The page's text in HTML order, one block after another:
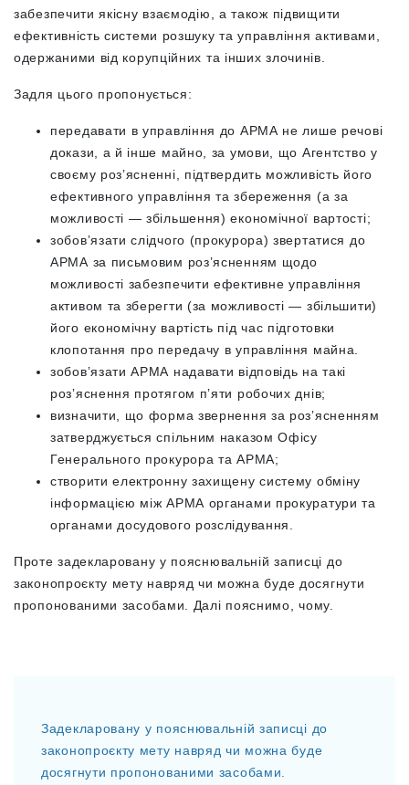
забезпечити якісну взаємодію, а також підвищити
ефективність системи розшуку та управління активами,
одержаними від корупційних та інших злочинів.
Задля цього пропонується:
передавати в управління до АРМА не лише речові
докази, а й інше майно, за умови, що Агентство у
своєму розʼясненні, підтвердить можливість його
ефективного управління та збереження (а за
можливості — збільшення) економічної вартості;
зобовʼязати слідчого (прокурора) звертатися до
АРМА за письмовим роз’ясненням щодо
можливості забезпечити ефективне управління
активом та зберегти (за можливості — збільшити)
його економічну вартість під час підготовки
клопотання про передачу в управління майна.
зобовʼязати АРМА надавати відповідь на такі
розʼяснення протягом пʼяти робочих днів;
визначити, що форма звернення за розʼясненням
затверджується спільним наказом Офісу
Генерального прокурора та АРМА;
створити електронну захищену систему обміну
інформацією між АРМА органами прокуратури та
органами досудового розслідування.
Проте задекларовану у пояснювальній записці до
законопроєкту мету навряд чи можна буде досягнути
пропонованими засобами. Далі пояснимо, чому.
Задекларовану у пояснювальній записці до
законопроєкту мету навряд чи можна буде
досягнути пропонованими засобами.